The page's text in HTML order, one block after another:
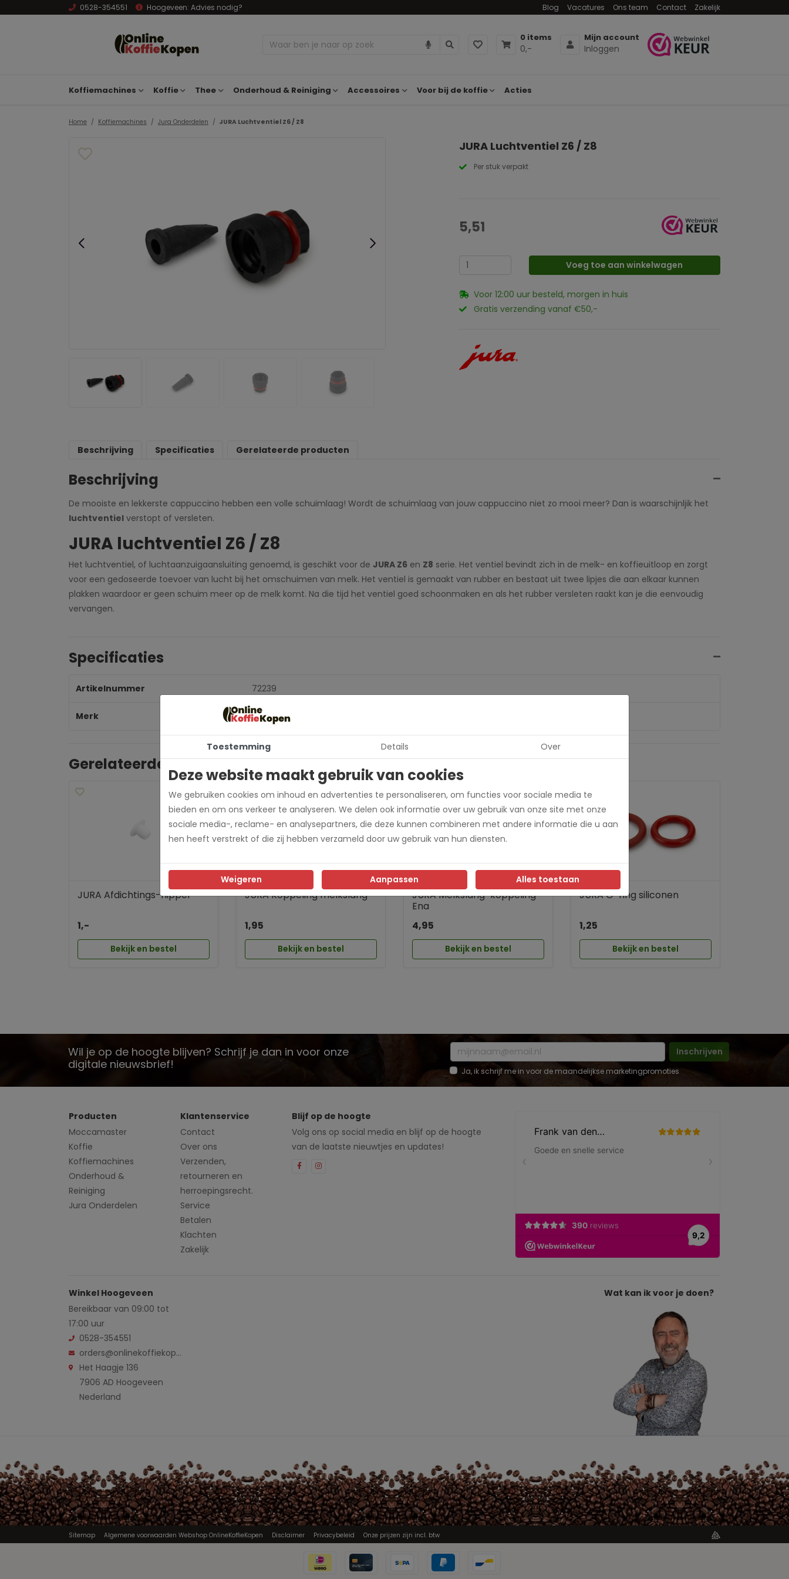
0528-354551 Hoogeveen: Advies nodig? Blog Vacatures Ons team Contact Zakelijk
0 items
0,-
Mijn account
Inloggen
Koffiemachines Koffie Thee Onderhoud & Reiniging Accessoires Voor bij de koffie Acties
Home Koffiemachines Jura Onderdelen JURA Luchtventiel Z6 / Z8
JURA Luchtventiel Z6 / Z8
Per stuk verpakt
5,51
Voeg toe aan winkelwagen
Voor 12:00 uur besteld, morgen in huis
Gratis verzending vanaf €50,-
Beschrijving Specificaties Gerelateerde producten
Beschrijving
De mooiste en lekkerste cappuccino hebben een volle schuimlaag! Wordt de schuimlaag van jouw cappuccino niet zo mooi meer? Dan is waarschijnljik het
luchtventiel verstopt of versleten.
JURA luchtventiel Z6 / Z8
Het luchtventiel, of luchtaanzuigaansluiting genoemd, is geschikt voor de JURA Z6 en Z8 serie. Het ventiel bevindt zich in de melk- en koffieuitloop en zorgt
voor een gedoseerde toevoer van lucht bij het omschuimen van melk. Het ventiel is gemaakt van rubber en bestaat uit twee lipjes die aan elkaar kunnen
plakken waardoor er geen schuim meer op de melk komt. Na die tijd het ventiel goed schoonmaken en als het rubber versleten raakt kan je die eenvoudig
vervangen.
Specificaties
Artikelnummer 72239
Merk Jura
Gerelateerde producten
JURA Afdichtings-nippel
1,-
Bekijk en bestel
JURA Koppeling melkslang
1,95
Bekijk en bestel
JURA Melkslang-koppeling
Ena
4,95
Bekijk en bestel
JURA O-ring siliconen
1,25
Bekijk en bestel
Wil je op de hoogte blijven? Schrijf je dan in voor onze
digitale nieuwsbrief!
Inschrijven
Ja, ik schrijf me in voor de maandelijkse marketingpromoties
Producten
Moccamaster
Koffie
Koffiemachines
Onderhoud &
Reiniging
Jura Onderdelen
Klantenservice
Contact
Over ons
Verzenden,
retourneren en
herroepingsrecht.
Service
Betalen
Klachten
Zakelijk
Blijf op de hoogte
Volg ons op social media en blijf op de hoogte
van de laatste nieuwtjes en updates!
Winkel Hoogeveen
Bereikbaar van 09:00 tot
17:00 uur
0528-354551
orders@onlinekoffiekopen.nl
Het Haagje 136
7906 AD Hoogeveen
Nederland
Wat kan ik voor je doen?
Sitemap Algemene voorwaarden Webshop OnlineKoffieKopen Disclaimer Privacybeleid Onze prijzen zijn incl. btw
Toestemming Details Over
Deze website maakt gebruik van cookies
We gebruiken cookies om inhoud en advertenties te personaliseren, om functies voor sociale media te
bieden en om ons verkeer te analyseren. We delen ook informatie over uw gebruik van onze site met onze
sociale media-, reclame- en analysepartners, die deze kunnen combineren met andere informatie die u aan
hen heeft verstrekt of die zij hebben verzameld door uw gebruik van hun diensten.
Weigeren Aanpassen Alles toestaan